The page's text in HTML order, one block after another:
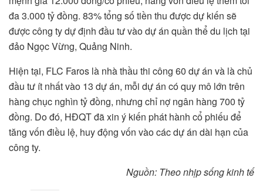
đa 3.000 tỷ đồng. 83% tổng số tiền thu được dự kiến sẽ
được công ty dự định đầu tư vào dự án quần thể du lịch tại
đảo Ngọc Vừng, Quảng Ninh.
Hiện tại, FLC Faros là nhà thầu thi công 60 dự án và là chủ
đầu tư ít nhất vào 13 dự án, mỗi dự án có quy mô lớn trên
hàng chục nghìn tỷ đồng, nhưng chỉ nợ ngân hàng 700 tỷ
đồng. Do đó, HĐQT đã xin ý kiến phát hành cổ phiếu để
tăng vốn điều lệ, huy động vốn vào các dự án dài hạn của
công ty.
Nguồn: Theo nhịp sống kinh tế